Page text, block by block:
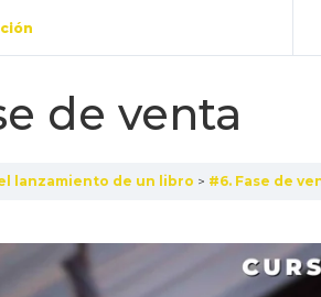
de venta
lanzamiento de un libro #6. Fase de